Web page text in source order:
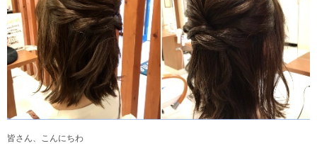
皆さん、こんにちわ